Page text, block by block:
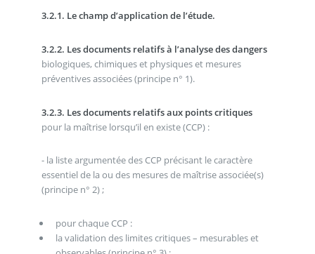
3.2.1. Le champ d’application de l’étude.
3.2.2. Les documents relatifs à l’analyse des dangers
biologiques, chimiques et physiques et mesures
préventives associées (principe n° 1).
3.2.3. Les documents relatifs aux points critiques
pour la maîtrise lorsqu’il en existe (CCP) :
- la liste argumentée des CCP précisant le caractère
essentiel de la ou des mesures de maîtrise associée(s)
(principe n° 2) ;
pour chaque CCP :
la validation des limites critiques – mesurables et